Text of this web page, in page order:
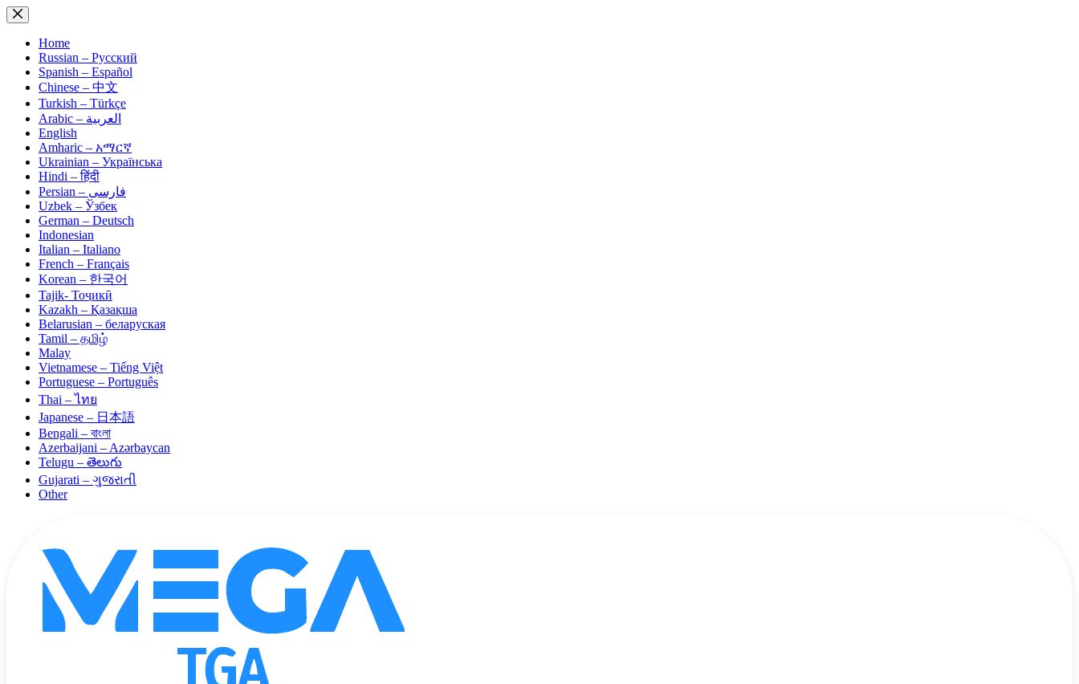
Skip
to
contentHome
Russian – Русский
Spanish – Español
Chinese – 中文
Turkish – Türkçe
Arabic – العربية
English
Amharic – አማርኛ
Ukrainian – Українська
Hindi – हिंदी
Persian – فارسی
Uzbek – Ўзбек
German – Deutsch
Indonesian
Italian – Italiano
French – Français
Korean – 한국어
Tajik- Тоҷикӣ
Kazakh – Қазақша
Belarusian – беларуская
Tamil – தமிழ்
Malay
Vietnamese – Tiếng Việt
Portuguese – Português
Thai – ไทย
Japanese – 日本語
Bengali – বাংলা
Azerbaijani – Azərbaycan
Telugu – తెలుగు
Gujarati – ગુજરાતી
Other